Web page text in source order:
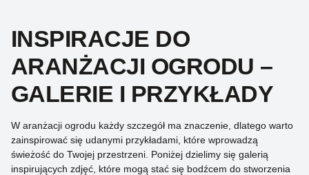
INSPIRACJE DO
ARANŻACJI OGRODU –
GALERIE I PRZYKŁADY
W aranżacji ogrodu każdy szczegół ma znaczenie, dlatego warto
zainspirować się udanymi przykładami, które wprowadzą
świeżość do Twojej przestrzeni. Poniżej dzielimy się galerią
inspirujących zdjęć, które mogą stać się bodźcem do stworzenia